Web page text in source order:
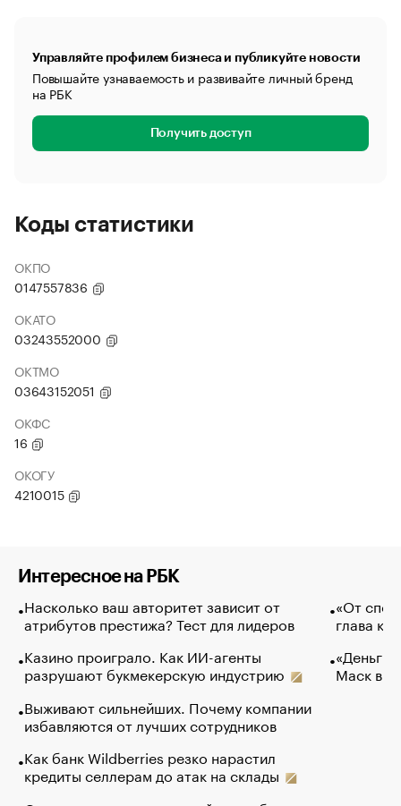
Управляйте профилем бизнеса и публикуйте новости
Повышайте узнаваемость и развивайте личный бренд
на РБК
Получить доступ
Коды статистики
ОКПО
0147557836
ОКАТО
03243552000
ОКТМО
03643152051
ОКФС
16
ОКОГУ
4210015
Интересное на РБК
Насколько ваш авторитет зависит от
атрибутов престижа? Тест для лидеров
Казино проиграло. Как ИИ-агенты
разрушают букмекерскую индустрию
Выживают сильнейших. Почему компании
избавляются от лучших сотрудников
Как банк Wildberries резко нарастил
кредиты селлерам до атак на склады
«От
глава
«Деньги
Маск в